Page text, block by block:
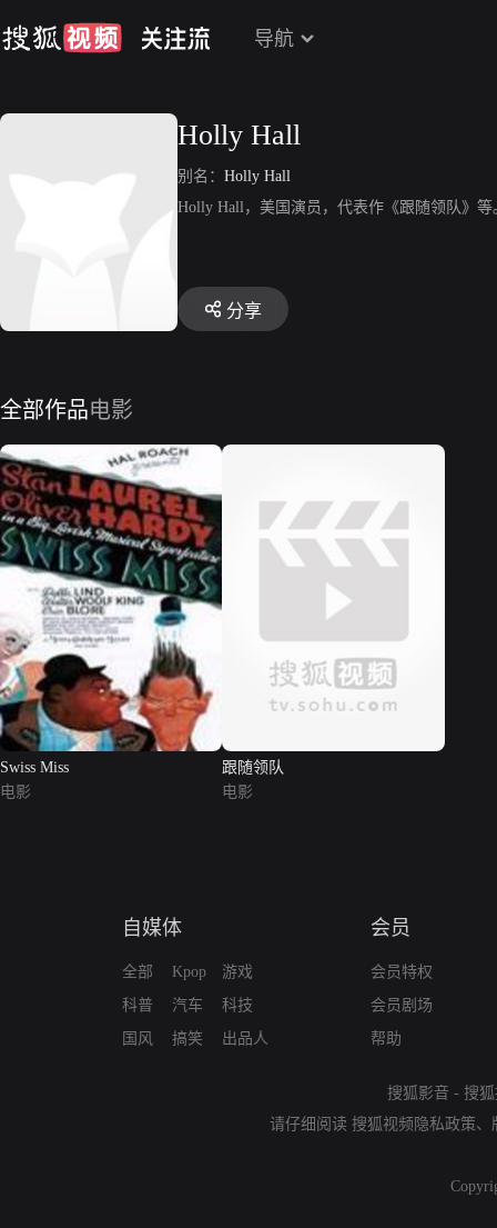
导航
Holly Hall
别名： Holly Hall
Holly Hall，美国演员，代表作《跟随领队》等
分享
全部作品电影
Swiss Miss
电影
跟随领队
电影
自媒体
全部
科普
国风
Kpop
汽车
搞笑
游戏
科技
出品人
会员
会员特权
会员剧场
帮助
搜狐影音 - 搜
请仔细阅读 搜狐视频隐私政策、